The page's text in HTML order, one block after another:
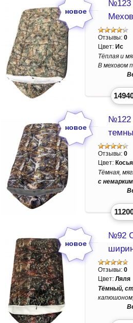
№123
Отзывы: 0
Цвет: Ис
Тёплая и
В меховом
№122
Отзывы: 0
Цвет: Косья
Тёмная,
с
№92
Отзывы: 0
Цвет: Ляля
Тёмный,